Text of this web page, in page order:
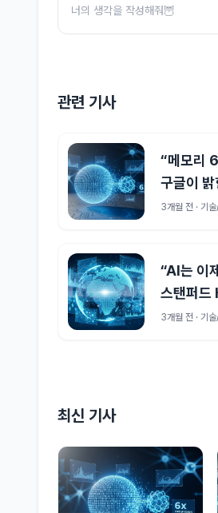
관련 기사
“메모리
구글이 밝
비밀
3개월 전 · 기
“AI는 이
스탠퍼
사실
3개월 전 · 기
최신 기사